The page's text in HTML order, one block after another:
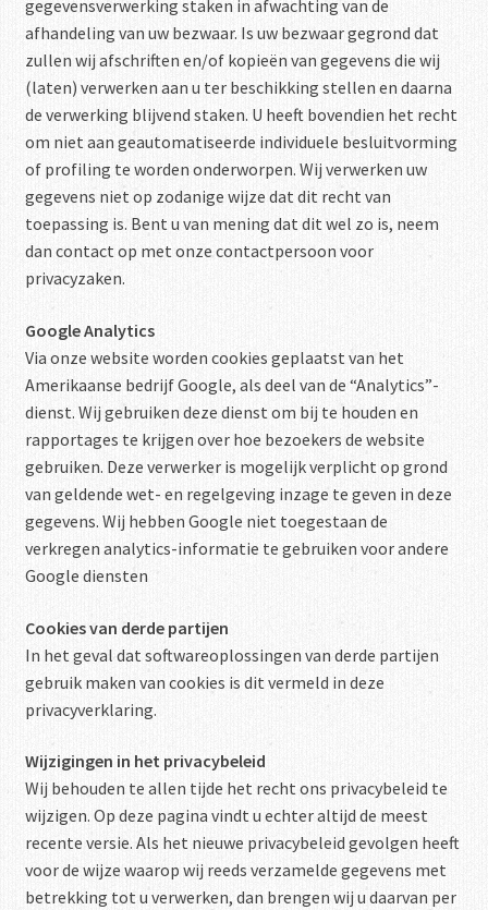
gegevensverwerking staken in afwachting van de
afhandeling van uw bezwaar. Is uw bezwaar gegrond dat
zullen wij afschriften en/of kopieën van gegevens die wij
(laten) verwerken aan u ter beschikking stellen en daarna
de verwerking blijvend staken. U heeft bovendien het recht
om niet aan geautomatiseerde individuele besluitvorming
of profiling te worden onderworpen. Wij verwerken uw
gegevens niet op zodanige wijze dat dit recht van
toepassing is. Bent u van mening dat dit wel zo is, neem
dan contact op met onze contactpersoon voor
privacyzaken.
Google Analytics
Via onze website worden cookies geplaatst van het
Amerikaanse bedrijf Google, als deel van de “Analytics”-
dienst. Wij gebruiken deze dienst om bij te houden en
rapportages te krijgen over hoe bezoekers de website
gebruiken. Deze verwerker is mogelijk verplicht op grond
van geldende wet- en regelgeving inzage te geven in deze
gegevens. Wij hebben Google niet toegestaan de
verkregen analytics-informatie te gebruiken voor andere
Google diensten
Cookies van derde partijen
In het geval dat softwareoplossingen van derde partijen
gebruik maken van cookies is dit vermeld in deze
privacyverklaring.
Wijzigingen in het privacybeleid
Wij behouden te allen tijde het recht ons privacybeleid te
wijzigen. Op deze pagina vindt u echter altijd de meest
recente versie. Als het nieuwe privacybeleid gevolgen heeft
voor de wijze waarop wij reeds verzamelde gegevens met
betrekking tot u verwerken, dan brengen wij u daarvan per